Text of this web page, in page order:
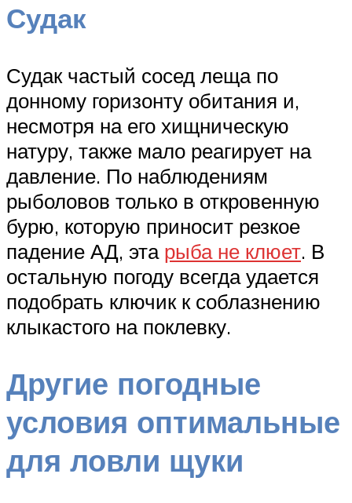
Судак
Судак частый сосед леща по
донному горизонту обитания и,
несмотря на его хищническую
натуру, также мало реагирует на
давление. По наблюдениям
рыболовов только в откровенную
бурю, которую приносит резкое
падение АД, эта рыба не клюет. В
остальную погоду всегда удается
подобрать ключик к соблазнению
клыкастого на поклевку.
Другие погодные
условия оптимальные
для ловли щуки